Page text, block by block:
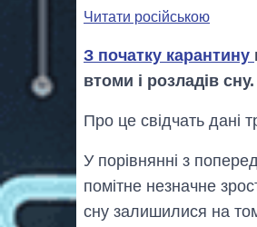
Читати російською
З початку карантину
втоми і розладів сну.
Про це свідчать дані
У порівнянні з
помітне незначне
сну залишилися на